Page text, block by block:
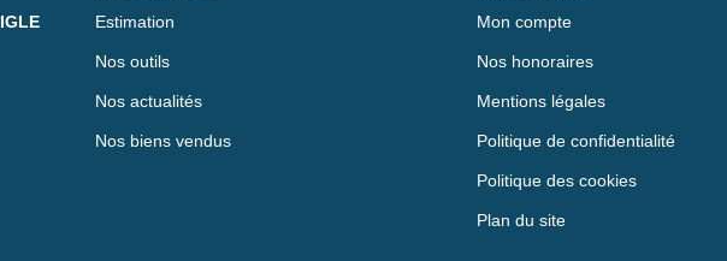
Estimation
Nos outils
Nos actualités
Nos biens vendus
Mon compte
Nos honoraires
Mentions légales
Politique de confidentialité
Politique des cookies
Plan du site